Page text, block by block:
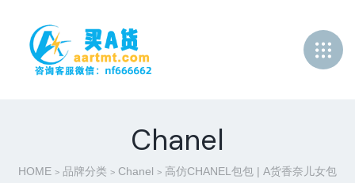
Chanel
HOME > 品牌分类 > Chanel > 高仿CHANEL包包 | A货香奈儿女包